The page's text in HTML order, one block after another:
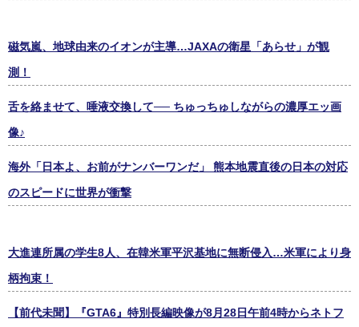
磁気嵐、地球由来のイオンが主導…JAXAの衛星「あらせ」が観
測！
舌を絡ませて、唾液交換して── ちゅっちゅしながらの濃厚エッ画
像♪
海外「日本よ、お前がナンバーワンだ」 熊本地震直後の日本の対応
のスピードに世界が衝撃
大進連所属の学生8人、在韓米軍平沢基地に無断侵入…米軍により身
柄拘束！
【前代未聞】『GTA6』特別長編映像が8月28日午前4時からネトフ